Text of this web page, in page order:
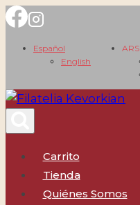
Saltar
contenido
Español
English
ARS
Carrito
Tienda
Quiénes Somos